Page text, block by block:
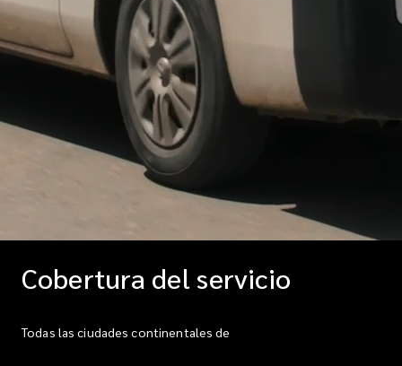
Cobertura del servicio
Todas las ciudades continentales de